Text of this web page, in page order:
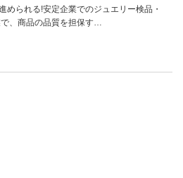
められる!安定企業でのジュエリー検品・
、商品の品質を担保す…